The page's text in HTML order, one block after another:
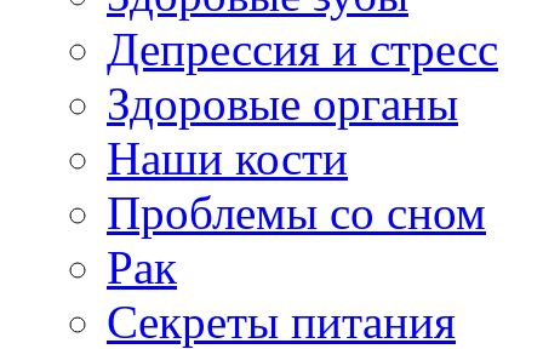
Депрессия и стресс
Здоровые органы
Наши кости
Проблемы со сном
Рак
Секреты питания